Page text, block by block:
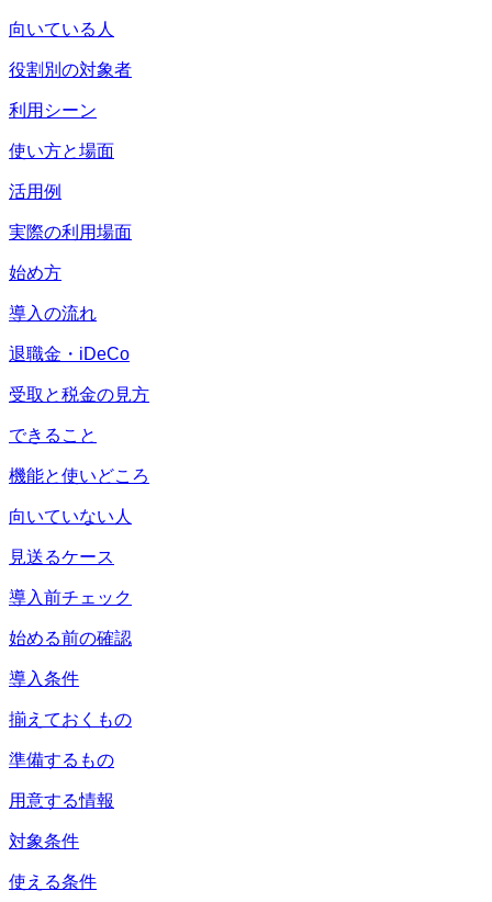
向いている人
役割別の対象者
利用シーン
使い方と場面
活用例
実際の利用場面
始め方
導入の流れ
退職金・iDeCo
受取と税金の見方
できること
機能と使いどころ
向いていない人
見送るケース
導入前チェック
始める前の確認
導入条件
揃えておくもの
準備するもの
用意する情報
対象条件
使える条件